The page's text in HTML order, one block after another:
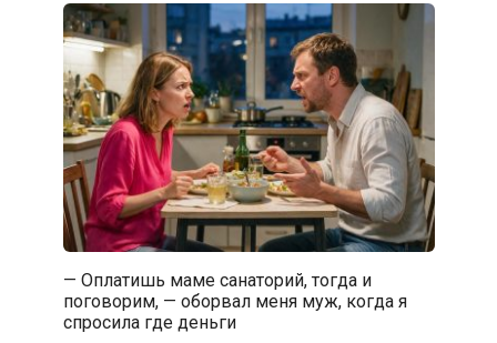
— Оплатишь маме санаторий, тогда и
поговорим, — оборвал меня муж, когда я
спросила где деньги